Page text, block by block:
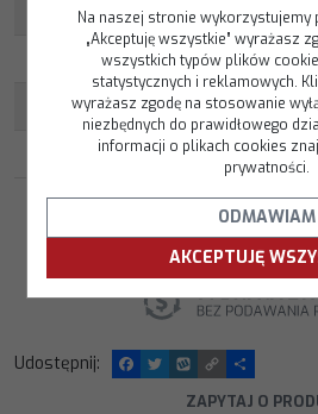
NOŚNOŚĆ FELGI W KG: 690
OKRES GWARANCJI: 36
POWŁOKA:
GNIAZDO MOCOWANIA:
Udostępnij:
F
a
T
w
W
y
k
C
o
p
P
o
d
ZAPYTAJ O
Na naszej stronie wykorzystujemy
„Akceptuję wszystkie” wyrażasz
wszystkich typów plików
statystycznych i reklamowych.
wyrażasz zgodę na stosowanie
niezbędnych do prawidłowego
informacji o plikach cookies
prywatności.
ODMAWIAM
AKCEPTUJĘ